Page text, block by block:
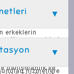
erkeklerin
sunmaktadır.
göre özel
yer almaktadır.
için ayrı tedavi
danışmanlık ve
hizmetlere